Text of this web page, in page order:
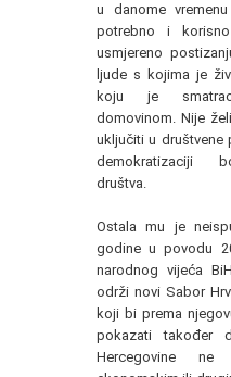
u danome
potrebno i
usmjereno
ljude s kojima je
koju je
domovinom. Nije
uključiti u
demokratizaciji
društva.
Ostala mu je
godine u povodu
narodnog vijeća
održi novi Sabor
koji bi prema
pokazati također
Hercegovine